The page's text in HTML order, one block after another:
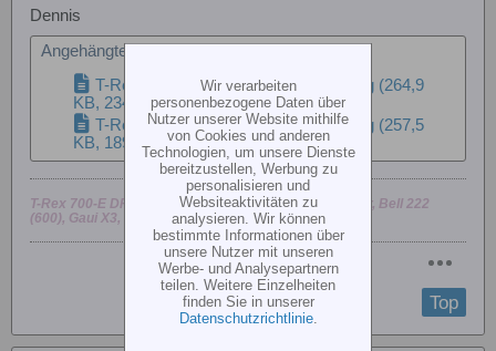
Dennis
Angehängte Dateien
T-Rex 700 weiche Kopfdämpfung 1.jpg (264,9
KB, 234x aufgerufen)
T-Rex 700 weiche Kopfdämpfung 2.jpg (257,5
KB, 189x aufgerufen)
T-Rex 700-E DFC, T-Rex 700 Nitro, T-Rex 550, alle Vbar, Bell 222
(600), Gaui X3, MX20-HOTT
Top
Wir verarbeiten
personenbezogene Daten über
Nutzer unserer Website mithilfe
von Cookies und anderen
Technologien, um unsere Dienste
bereitzustellen, Werbung zu
personalisieren und
Websiteaktivitäten zu
analysieren. Wir können
bestimmte Informationen über
unsere Nutzer mit unseren
Werbe- und Analysepartnern
teilen. Weitere Einzelheiten
finden Sie in unserer
Datenschutzrichtlinie.